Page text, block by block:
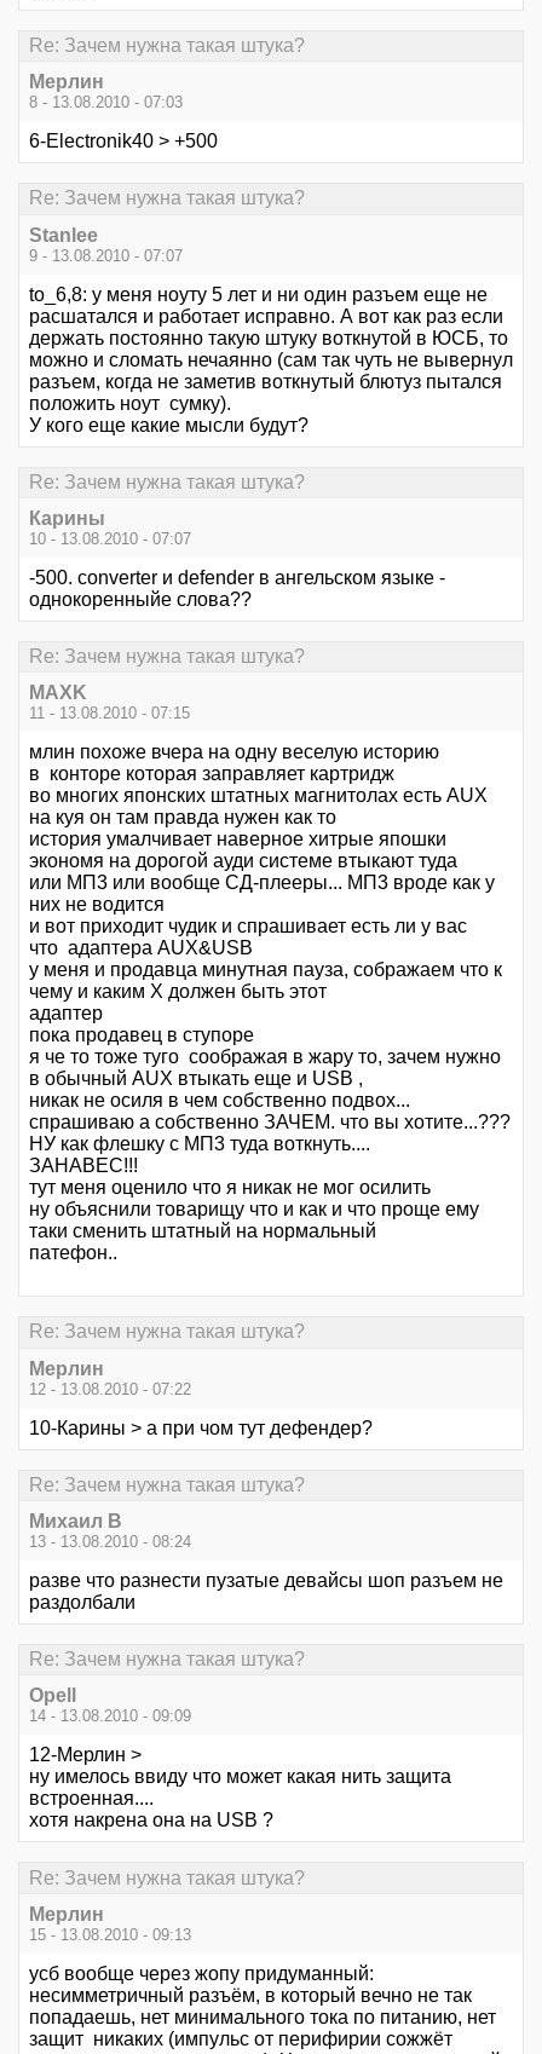
Re: Зачем нужна такая штука?
Мерлин
8 - 13.08.2010 - 07:03
6-Electronik40 > +500
Re: Зачем нужна такая штука?
Stanlee
9 - 13.08.2010 - 07:07
to_6,8: у меня ноуту 5 лет и ни один разъем еще не
расшатался и работает исправно. А вот как раз если
держать постоянно такую штуку воткнутой в ЮСБ, то
можно и сломать нечаянно (сам так чуть не вывернул
разъем, когда не заметив воткнутый блютуз пытался
положить ноут сумку).
У кого еще какие мысли будут?
Re: Зачем нужна такая штука?
Карины
10 - 13.08.2010 - 07:07
-500. converter и defender в ангельском языке -
однокоренныйе слова??
Re: Зачем нужна такая штука?
MAXK
11 - 13.08.2010 - 07:15
млин похоже вчера на одну веселую историю
в конторе которая заправляет картридж
во многих японских штатных магнитолах есть AUX
на куя он там правда нужен как то
история умалчивает наверное хитрые япошки
экономя на дорогой ауди системе втыкают туда
или МП3 или вообще СД-плееры... МП3 вроде как у
них не водится
и вот приходит чудик и спрашивает есть ли у вас
что адаптера AUX&USB
у меня и продавца минутная пауза, сображаем что к
чему и каким Х должен быть этот
адаптер
пока продавец в ступоре
я че то тоже туго соображая в жару то, зачем нужно
в обычный AUX втыкать еще и USB ,
никак не осиля в чем собственно подвох...
спрашиваю а собственно ЗАЧЕМ. что вы хотите...???
НУ как флешку с МП3 туда воткнуть....
ЗАНАВЕС!!!
тут меня оценило что я никак не мог осилить
ну объяснили товарищу что и как и что проще ему
таки сменить штатный на нормальный
патефон..
Re: Зачем нужна такая штука?
Мерлин
12 - 13.08.2010 - 07:22
10-Карины > а при чом тут дефендер?
Re: Зачем нужна такая штука?
Михаил В
13 - 13.08.2010 - 08:24
разве что разнести пузатые девайсы шоп разъем не
раздолбали
Re: Зачем нужна такая штука?
Opell
14 - 13.08.2010 - 09:09
12-Мерлин >
ну имелось ввиду что может какая нить защита
встроенная....
хотя накрена она на USB ?
Re: Зачем нужна такая штука?
Мерлин
15 - 13.08.2010 - 09:13
усб вообще через жопу придуманный:
несимметричный разъём, в который вечно не так
попадаешь, нет минимального тока по питанию, нет
защит никаких (импульс от перифирии сожжёт